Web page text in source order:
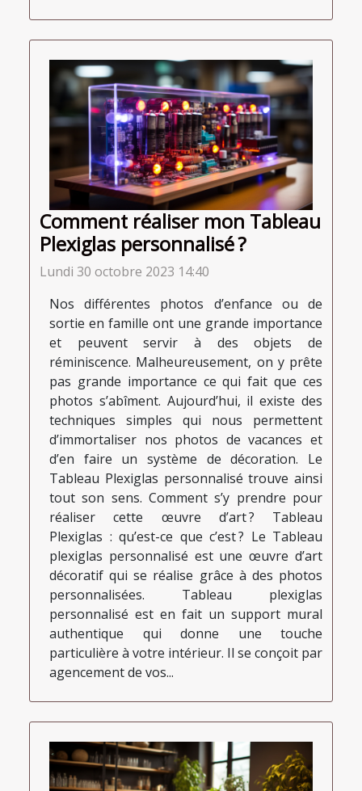
Comment réaliser mon Tableau
Plexiglas personnalisé ?
Lundi 30 octobre 2023 14:40
Nos différentes photos d’enfance ou de
sortie en famille ont une grande importance
et peuvent servir à des objets de
réminiscence. Malheureusement, on y prête
pas grande importance ce qui fait que ces
photos s’abîment. Aujourd’hui, il existe des
techniques simples qui nous permettent
d’immortaliser nos photos de vacances et
d’en faire un système de décoration. Le
Tableau Plexiglas personnalisé trouve ainsi
tout son sens. Comment s’y prendre pour
réaliser cette œuvre d’art ? Tableau
Plexiglas : qu’est-ce que c’est ? Le Tableau
plexiglas personnalisé est une œuvre d’art
décoratif qui se réalise grâce à des photos
personnalisées. Tableau plexiglas
personnalisé est en fait un support mural
authentique qui donne une touche
particulière à votre intérieur. Il se conçoit par
agencement de vos...